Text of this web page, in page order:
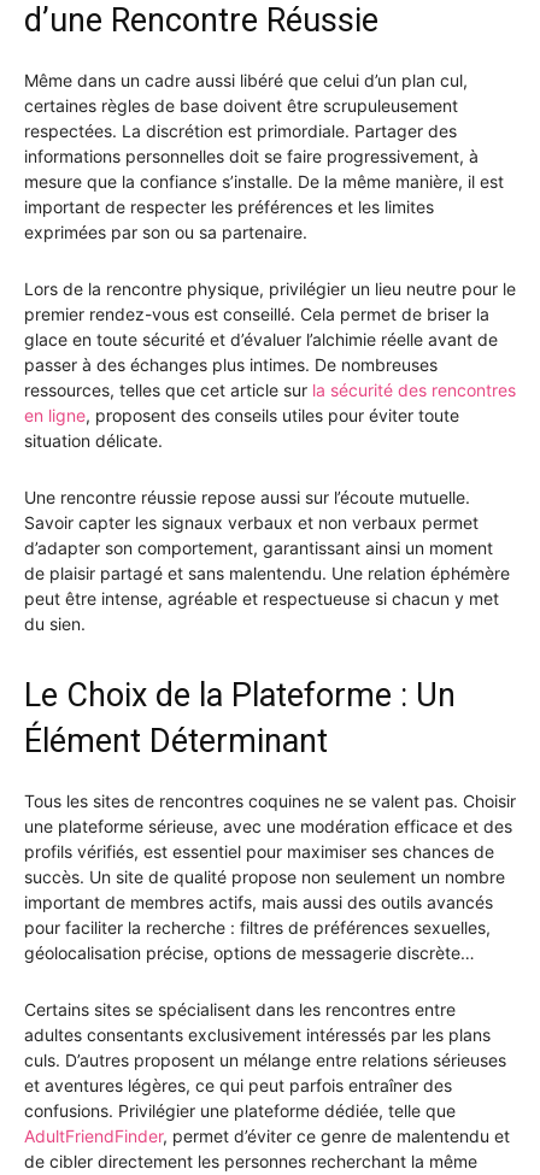
d’une Rencontre Réussie
Même dans un cadre aussi libéré que celui d’un plan cul,
certaines règles de base doivent être scrupuleusement
respectées. La discrétion est primordiale. Partager des
informations personnelles doit se faire progressivement, à
mesure que la confiance s’installe. De la même manière, il est
important de respecter les préférences et les limites
exprimées par son ou sa partenaire.
Lors de la rencontre physique, privilégier un lieu neutre pour le
premier rendez-vous est conseillé. Cela permet de briser la
glace en toute sécurité et d’évaluer l’alchimie réelle avant de
passer à des échanges plus intimes. De nombreuses
ressources, telles que cet article sur la sécurité des rencontres
en ligne, proposent des conseils utiles pour éviter toute
situation délicate.
Une rencontre réussie repose aussi sur l’écoute mutuelle.
Savoir capter les signaux verbaux et non verbaux permet
d’adapter son comportement, garantissant ainsi un moment
de plaisir partagé et sans malentendu. Une relation éphémère
peut être intense, agréable et respectueuse si chacun y met
du sien.
Le Choix de la Plateforme : Un
Élément Déterminant
Tous les sites de rencontres coquines ne se valent pas. Choisir
une plateforme sérieuse, avec une modération efficace et des
profils vérifiés, est essentiel pour maximiser ses chances de
succès. Un site de qualité propose non seulement un nombre
important de membres actifs, mais aussi des outils avancés
pour faciliter la recherche : filtres de préférences sexuelles,
géolocalisation précise, options de messagerie discrète…
Certains sites se spécialisent dans les rencontres entre
adultes consentants exclusivement intéressés par les plans
culs. D’autres proposent un mélange entre relations sérieuses
et aventures légères, ce qui peut parfois entraîner des
confusions. Privilégier une plateforme dédiée, telle que
AdultFriendFinder, permet d’éviter ce genre de malentendu et
de cibler directement les personnes recherchant la même